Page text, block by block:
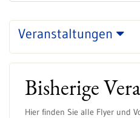
Veranstaltungen
Bisherige
Hier finden Sie alle Flyer und